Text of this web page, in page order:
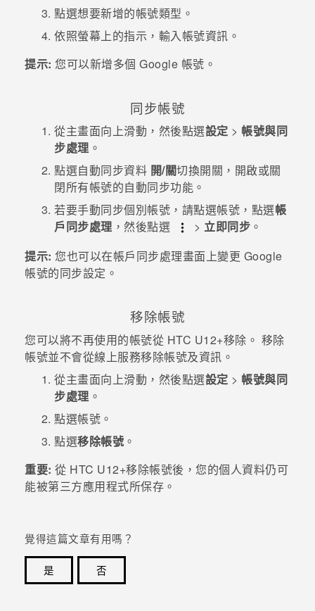
點選想要新增的帳號類型。
依照螢幕上的指示，輸入帳號資訊。
提示: 您可以新增多個 Google 帳號。
同步帳號
從主畫面向上滑動，然後點選設定 > 帳號與同
步處理 。
點選自動同步資料 開/關切換開關，開啟或關
閉所有帳號的自動同步功能。
若要手動同步個別帳號，請點選帳號，點選帳
戶同步處理 ，然後點選 > 立即同步 。
提示: 您也可以在帳戶同步處理畫面上變更 Google
帳號的同步設定。
移除帳號
您可以將不再使用的帳號從 HTC U12+‍移除。 移除
帳號並不會從線上服務移除帳號及資訊。
從主畫面向上滑動，然後點選設定 > 帳號與同
步處理 。
點選帳號。
點選移除帳號 。
重要: 從 HTC U12+‍移除帳號後，您的個人資料仍可
能被第三方應用程式所保存。
覺得這篇文章有用嗎？
是
否